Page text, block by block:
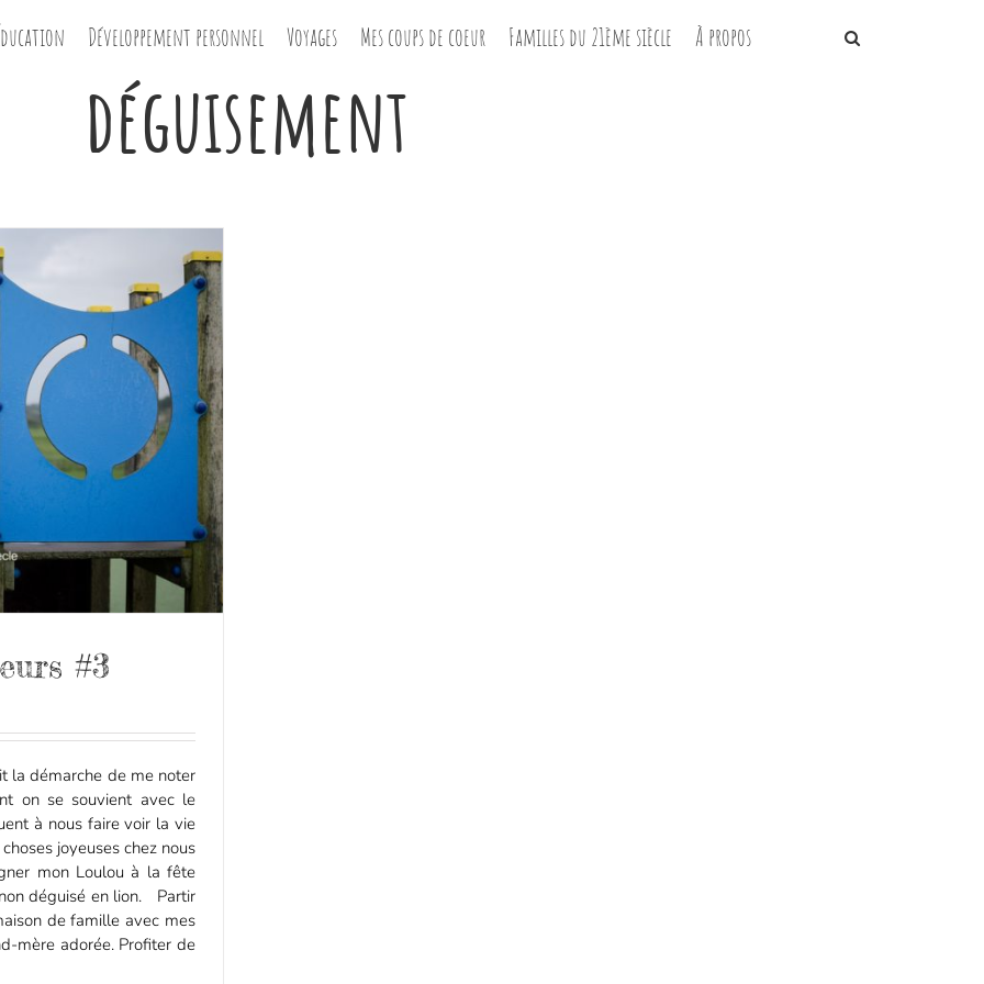
Développement personnel Voyages Mes coups de coeur Familles du 21ème siècle À propos
déguisement
#3
la démarche de me noter
on se souvient avec le
à nous faire voir la vie
joyeuses chez nous
mon Loulou à la fête
déguisé en lion. Partir
de famille avec mes
mère adorée. Profiter de